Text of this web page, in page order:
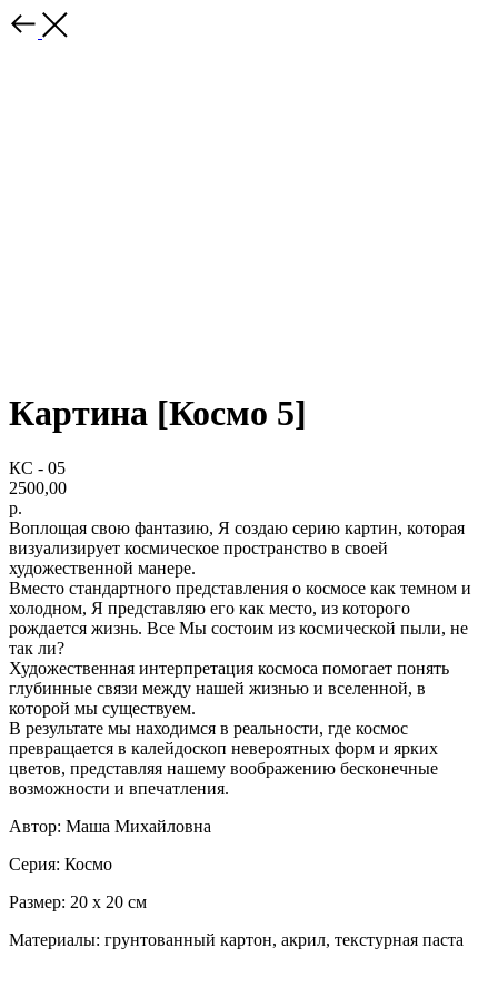
Картина [Космо 5]
КС - 05
2500,00
р.
Воплощая свою фантазию, Я создаю серию картин, которая
визуализирует космическое пространство в своей
художественной манере.
Вместо стандартного представления о космосе как темном и
холодном, Я представляю его как место, из которого
рождается жизнь. Все Мы состоим из космической пыли, не
так ли?
Художественная интерпретация космоса помогает понять
глубинные связи между нашей жизнью и вселенной, в
которой мы существуем.
В результате мы находимся в реальности, где космос
превращается в калейдоскоп невероятных форм и ярких
цветов, представляя нашему воображению бесконечные
возможности и впечатления.
Автор: Маша Михайловна
Серия: Космо
Размер: 20 х 20 см
Материалы: грунтованный картон, акрил, текстурная паста